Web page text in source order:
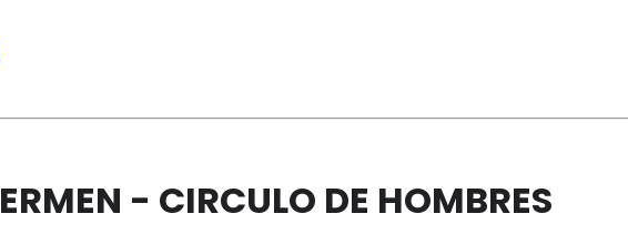
- CIRCULO DE HOMBRES